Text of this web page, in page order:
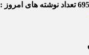
تعداد نوشته های امروز : 0